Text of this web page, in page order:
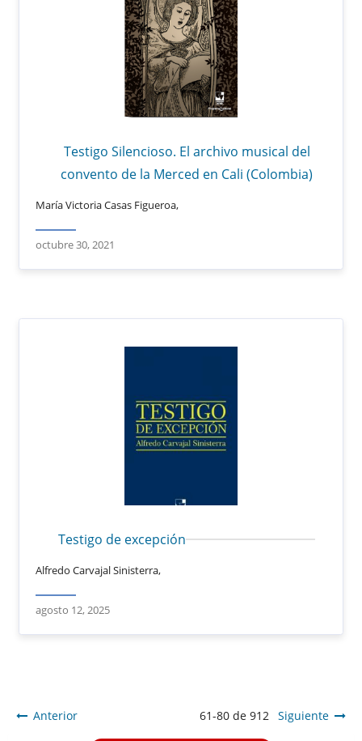
Testigo Silencioso. El archivo musical del
convento de la Merced en Cali (Colombia)
María Victoria Casas Figueroa,
octubre 30, 2021
Testigo de excepción
Alfredo Carvajal Sinisterra,
agosto 12, 2025
Anterior 61-80 de 912 Siguiente